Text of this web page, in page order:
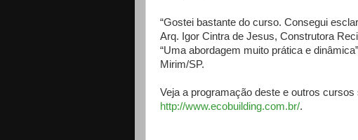
“Gostei bastante do curso. Consegui
Arq. Igor Cintra de Jesus, Construtora
“Uma abordagem muito prática e
Mirim/SP.
Veja a programação deste e outros
http://www.ecobuilding.com.br/.